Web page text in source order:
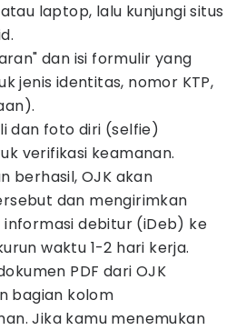
laptop, lalu kunjungi situs
dan isi formulir yang
jenis identitas, nomor KTP,
dan foto diri (selfie)
verifikasi keamanan.
berhasil, OJK akan
dan mengirimkan
informasi debitur (iDeb) ke
waktu 1-2 hari kerja.
PDF dari OJK
bagian kolom
Jika kamu menemukan